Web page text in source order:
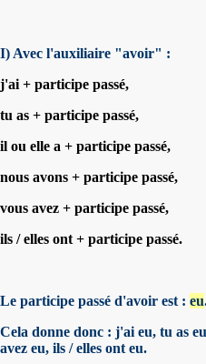
I) Avec l'auxiliaire "avoir" :
j'ai + participe passé,
tu as + participe passé,
il ou elle a + participe passé,
nous avons + participe passé,
vous avez + participe passé,
ils / elles ont + participe passé.
Le participe passé d'avoir est : eu
Cela donne donc : j'ai eu, tu as
avez eu, ils / elles ont eu.